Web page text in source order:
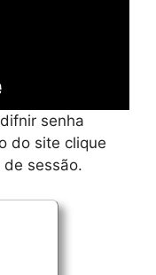
senha
do site clique
sessão.